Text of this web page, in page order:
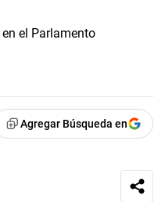
Agregar Búsqueda en